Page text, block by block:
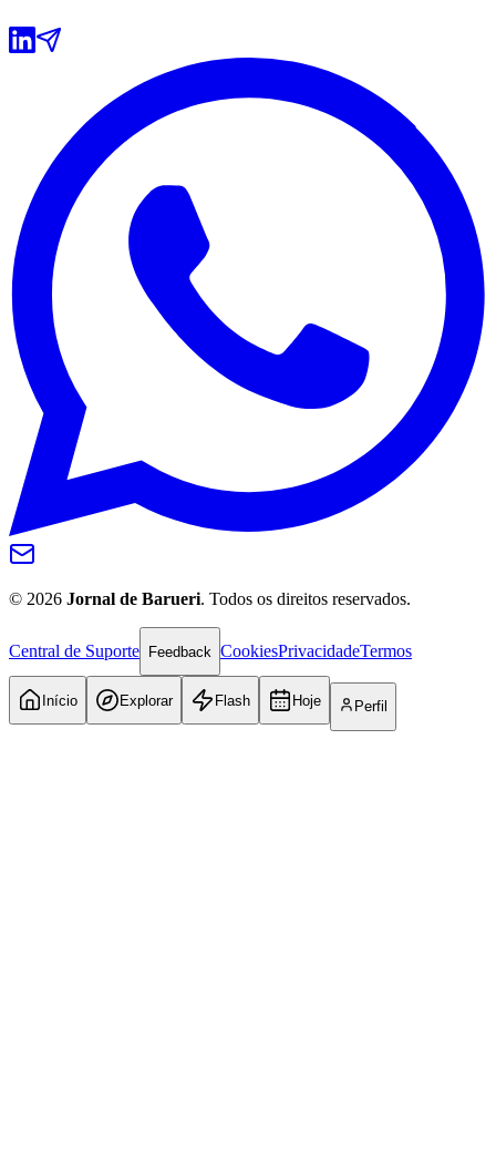
Athletico-PR
© 2026 Jornal de Barueri. Todos os direitos reservados.
Central de Suporte Feedback CookiesPrivacidadeTermos
Início Explorar Flash Hoje Perfil